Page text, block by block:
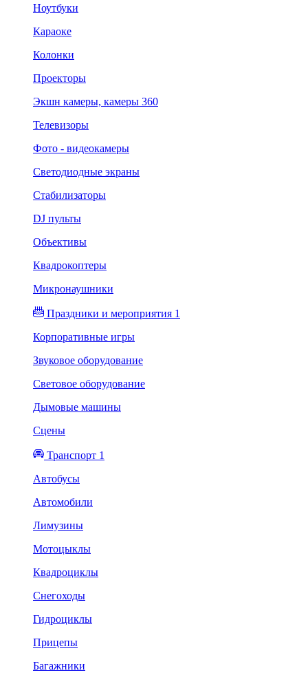
Ноутбуки
Караоке
Колонки
Проекторы
Экшн камеры, камеры 360
Телевизоры
Фото - видеокамеры
Светодиодные экраны
Стабилизаторы
DJ пульты
Объективы
Квадрокоптеры
Микронаушники
Праздники и мероприятия 1
Корпоративные игры
Звуковое оборудование
Световое оборудование
Дымовые машины
Сцены
Транспорт 1
Автобусы
Автомобили
Лимузины
Мотоцыклы
Квадроциклы
Снегоходы
Гидроциклы
Прицепы
Багажники